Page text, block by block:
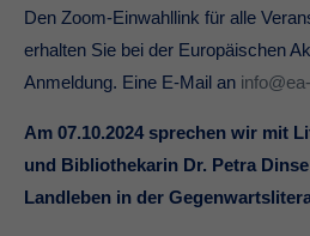
Den Zoom-Einwahllink für alle
erhalten Sie bei der Europäischen
Anmeldung. Eine E-Mail an
Am 07.10.2024 sprechen wir mit
und Bibliothekarin Dr. Petra
Landleben in der